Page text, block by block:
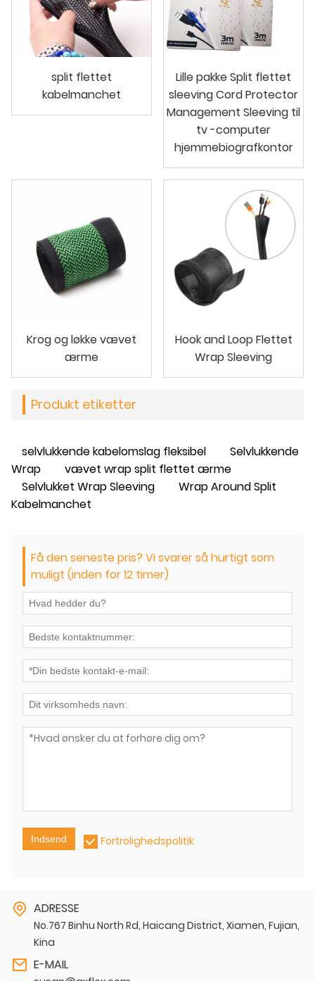
split flettet
kabelmanchet
Lille pakke Split flettet
sleeving Cord Protector
Management Sleeving til
tv -computer
hjemmebiografkontor
Krog og løkke vævet
ærme
Hook and Loop Flettet
Wrap Sleeving
Produkt etiketter
selvlukkende kabelomslag fleksibel
Selvlukkende
Wrap
vævet wrap split flettet ærme
Selvlukket Wrap Sleeving
Wrap Around Split
Kabelmanchet
Få den seneste pris? Vi svarer så hurtigt som
muligt (inden for 12 timer)
Indsend Fortrolighedspolitik
ADRESSE
No.767 Binhu North Rd, Haicang District, Xiamen, Fujian,
Kina
E-MAIL